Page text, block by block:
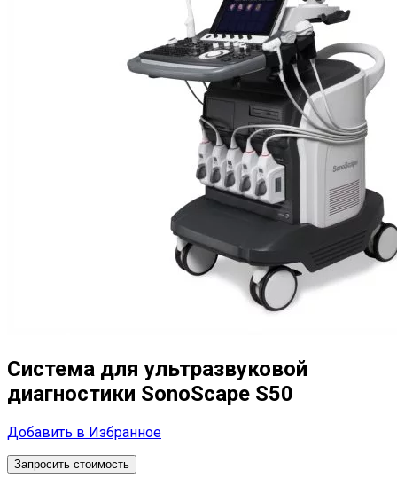
Система для ультразвуковой
диагностики SonoScape S50
Добавить в Избранное
Запросить стоимость